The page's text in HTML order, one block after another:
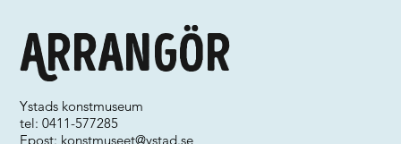
Arrangör
Ystads konstmuseum
tel: 0411-577285
Epost: konstmuseet@ystad.se